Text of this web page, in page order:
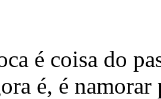
é coisa do
é, é namorar